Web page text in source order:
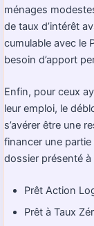
ménages
de taux d’intérêt
cumulable avec le
besoin d’apport
Enfin, pour ceux
leur emploi, le
s’avérer être une
financer une
dossier présenté
Prêt Action
Prêt à Taux